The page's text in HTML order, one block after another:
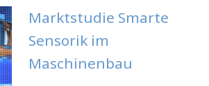
Marktstudie Smarte
Sensorik im
Maschinenbau